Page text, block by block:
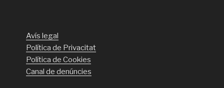
Avís legal
Política de Privacitat
Política de Cookies
Canal de denúncies